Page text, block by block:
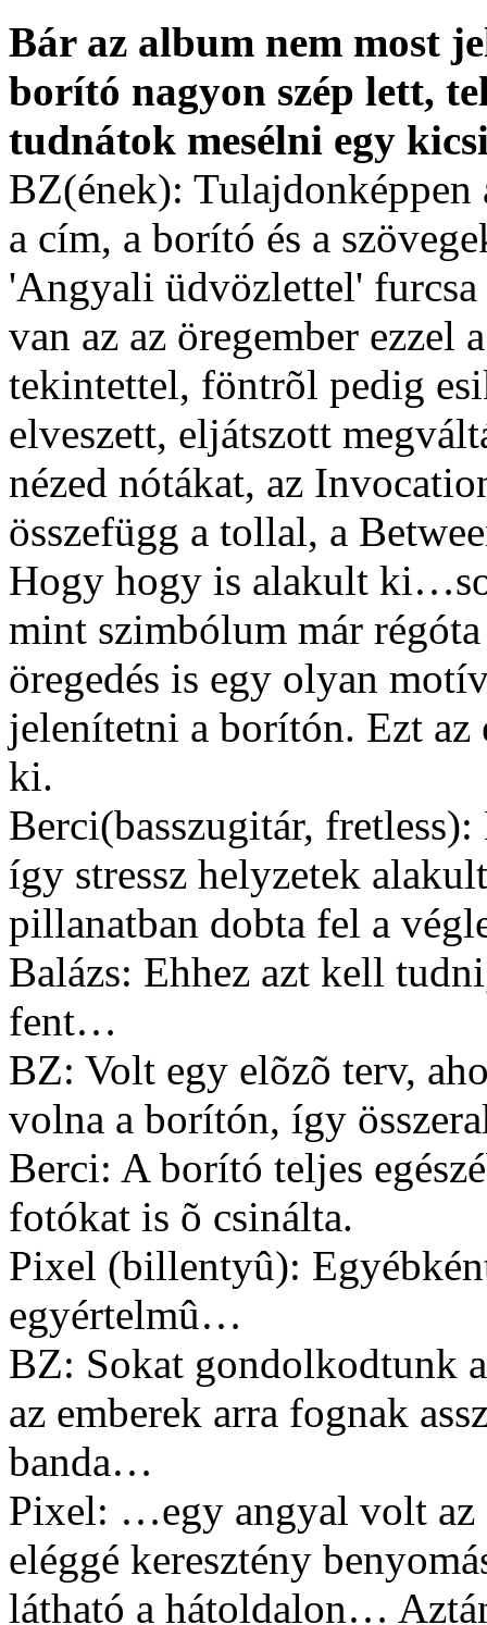
Bár az album nem most
borító nagyon szép lett,
tudnátok mesélni egy
BZ(ének):
a cím, a borító és a
'Angyali üdvözlettel' furcsa
van az az öregember ezzel
tekintettel, föntrõl pedig
elveszett, eljátszott
nézed nótákat, az
összefügg a tollal, a
Hogy hogy is alakult
mint szimbólum már
öregedés is egy olyan
jelenítetni a borítón. Ezt az
ki.
Berci(basszugitár,
így stressz helyzetek
pillanatban dobta fel a
Balázs: Ehhez azt kell
fent…
BZ: Volt egy elõzõ terv,
volna a borítón, így
Berci: A borító teljes
fotókat is õ csinálta.
Pixel (billentyû):
egyértelmû…
BZ: Sokat gondolkodtunk
az emberek arra fognak
banda…
Pixel: …egy angyal volt az
eléggé keresztény
látható a hátoldalon…